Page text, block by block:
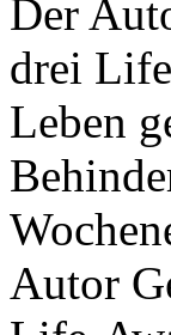
Der
drei
Leben
Autor